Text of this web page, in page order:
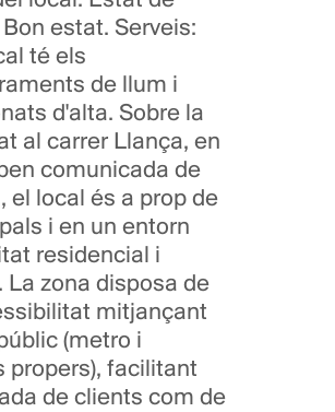
estat. Serveis:
té els
de llum i
d'alta. Sobre la
al carrer Llança, en
comunicada de
​​el local és a prop de
i en un entorn
residencial i
La zona disposa de
mitjançant
(metro i
propers), facilitant
de clients com de